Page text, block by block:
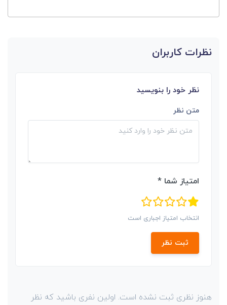
نظرات کاربران
نظر خود را بنویسید
متن نظر
امتیاز شما *
انتخاب امتیاز اجباری است
ثبت نظر
هنوز نظری ثبت نشده است. اولین نفری باشید که نظر